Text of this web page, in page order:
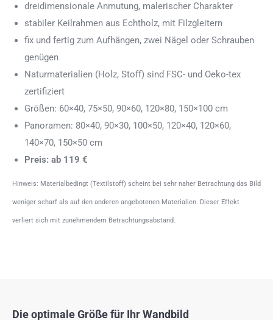
dreidimensionale Anmutung, malerischer Charakter
stabiler Keilrahmen aus Echtholz, mit Filzgleitern
fix und fertig zum Aufhängen, zwei Nägel oder Schrauben
genügen
Naturmaterialien (Holz, Stoff) sind FSC- und Oeko-tex
zertifiziert
Größen: 60×40, 75×50, 90×60, 120×80, 150×100 cm
Panoramen: 80×40, 90×30, 100×50, 120×40, 120×60,
140×70, 150×50 cm
Preis: ab 119 €
Hinweis: Materialbedingt (Textilstoff) scheint bei sehr naher Betrachtung das Bild
weniger scharf als auf den anderen angebotenen Materialien. Dieser Effekt
verliert sich mit zunehmendem Betrachtungsabstand.
Die optimale Größe für Ihr Wandbild